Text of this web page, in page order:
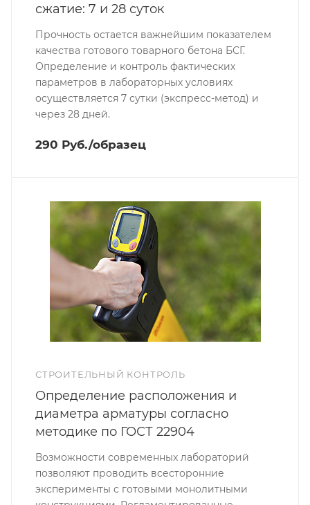
сжатие: 7 и 28 суток
Прочность остается важнейшим показателем
качества готового товарного бетона БСГ.
Определение и контроль фактических
параметров в лабораторных условиях
осуществляется 7 сутки (экспресс-метод) и
через 28 дней.
290 Руб./образец
СТРОИТЕЛЬНЫЙ КОНТРОЛЬ
Определение расположения и
диаметра арматуры согласно
методике по ГОСТ 22904
Возможности современных лабораторий
позволяют проводить всесторонние
эксперименты с готовыми монолитными